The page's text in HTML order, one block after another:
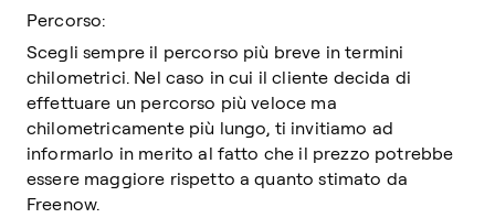
Percorso:
Scegli sempre il percorso più breve in termini
chilometrici. Nel caso in cui il cliente decida di
effettuare un percorso più veloce ma
chilometricamente più lungo, ti invitiamo ad
informarlo in merito al fatto che il prezzo potrebbe
essere maggiore rispetto a quanto stimato da
Freenow.